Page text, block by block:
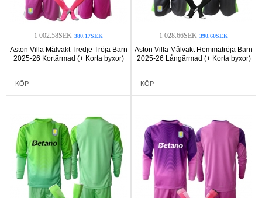
1 002.58SEK 380.17SEK
Aston Villa Målvakt Tredje Tröja Barn
2025-26 Kortärmad (+ Korta byxor)
KÖP
1 028.66SEK 390.60SEK
Aston Villa Målvakt Hemmatröja Barn
2025-26 Långärmad (+ Korta byxor)
KÖP